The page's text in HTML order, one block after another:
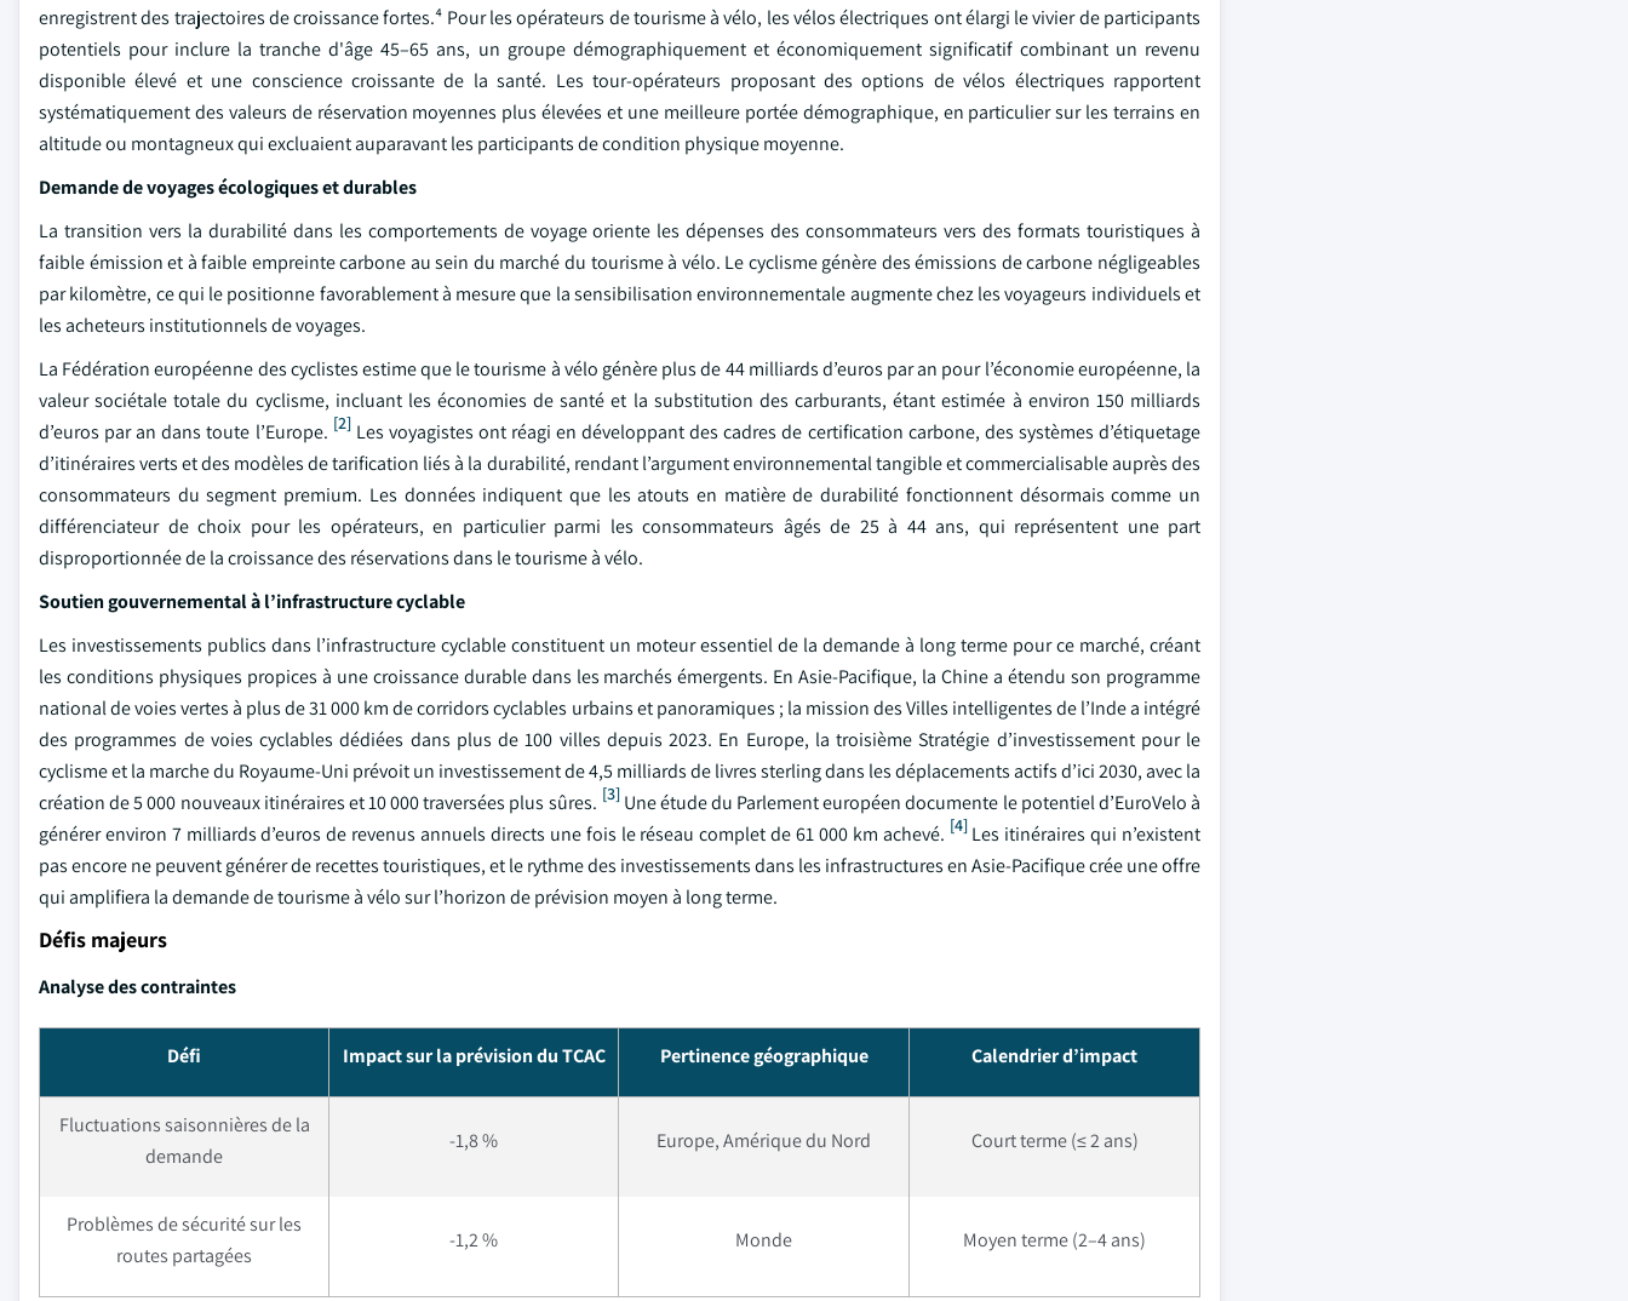
enregistrent des trajectoires de croissance fortes.⁴ Pour les opérateurs de tourisme à vélo, les vélos électriques ont élargi le vivier de participants
potentiels pour inclure la tranche d'âge 45–65 ans, un groupe démographiquement et économiquement significatif combinant un revenu
disponible élevé et une conscience croissante de la santé. Les tour-opérateurs proposant des options de vélos électriques rapportent
systématiquement des valeurs de réservation moyennes plus élevées et une meilleure portée démographique, en particulier sur les terrains en
altitude ou montagneux qui excluaient auparavant les participants de condition physique moyenne.
Demande de voyages écologiques et durables
La transition vers la durabilité dans les comportements de voyage oriente les dépenses des consommateurs vers des formats touristiques à
faible émission et à faible empreinte carbone au sein du marché du tourisme à vélo. Le cyclisme génère des émissions de carbone négligeables
par kilomètre, ce qui le positionne favorablement à mesure que la sensibilisation environnementale augmente chez les voyageurs individuels et
les acheteurs institutionnels de voyages.
La Fédération européenne des cyclistes estime que le tourisme à vélo génère plus de 44 milliards d’euros par an pour l’économie européenne, la
valeur sociétale totale du cyclisme, incluant les économies de santé et la substitution des carburants, étant estimée à environ 150 milliards
d’euros par an dans toute l’Europe. [2]Les voyagistes ont réagi en développant des cadres de certification carbone, des systèmes d’étiquetage
d’itinéraires verts et des modèles de tarification liés à la durabilité, rendant l’argument environnemental tangible et commercialisable auprès des
consommateurs du segment premium. Les données indiquent que les atouts en matière de durabilité fonctionnent désormais comme un
différenciateur de choix pour les opérateurs, en particulier parmi les consommateurs âgés de 25 à 44 ans, qui représentent une part
disproportionnée de la croissance des réservations dans le tourisme à vélo.
Soutien gouvernemental à l’infrastructure cyclable
Les investissements publics dans l’infrastructure cyclable constituent un moteur essentiel de la demande à long terme pour ce marché, créant
les conditions physiques propices à une croissance durable dans les marchés émergents. En Asie-Pacifique, la Chine a étendu son programme
national de voies vertes à plus de 31 000 km de corridors cyclables urbains et panoramiques ; la mission des Villes intelligentes de l’Inde a intégré
des programmes de voies cyclables dédiées dans plus de 100 villes depuis 2023. En Europe, la troisième Stratégie d’investissement pour le
cyclisme et la marche du Royaume-Uni prévoit un investissement de 4,5 milliards de livres sterling dans les déplacements actifs d’ici 2030, avec la
création de 5 000 nouveaux itinéraires et 10 000 traversées plus sûres. [3]Une étude du Parlement européen documente le potentiel d’EuroVelo à
générer environ 7 milliards d’euros de revenus annuels directs une fois le réseau complet de 61 000 km achevé. [4]Les itinéraires qui n’existent
pas encore ne peuvent générer de recettes touristiques, et le rythme des investissements dans les infrastructures en Asie-Pacifique crée une offre
qui amplifiera la demande de tourisme à vélo sur l’horizon de prévision moyen à long terme.
Défis majeurs
Analyse des contraintes
Défi Impact sur la prévision du TCAC Pertinence géographique Calendrier d’impact
Fluctuations saisonnières de la
demande
-1,8 % Europe, Amérique du Nord Court terme (≤ 2 ans)
Problèmes de sécurité sur les
routes partagées
-1,2 % Monde Moyen terme (2–4 ans)